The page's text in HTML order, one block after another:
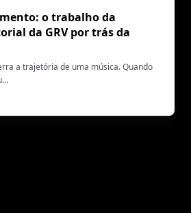
o trabalho da
da GRV por trás da
a trajetória de uma música. Quando